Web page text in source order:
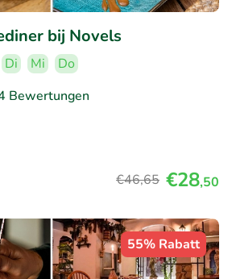
bij Novels
Di Mi
Do
Bewertungen
€46,65 €28,50
55% Rabatt